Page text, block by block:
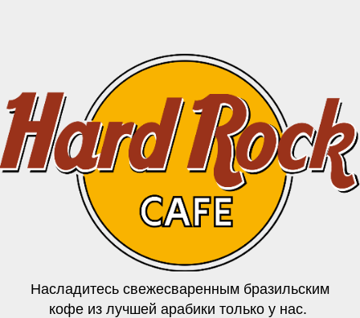
Насладитесь свежесваренным бразильским
кофе из лучшей арабики только у нас.